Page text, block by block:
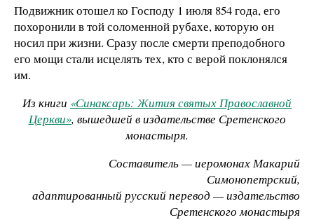
Подвижник отошел ко Господу 1 июля 854 года, его
похоронили в той соломенной рубахе, которую он
носил при жизни. Сразу после смерти преподобного
его мощи стали исцелять тех, кто с верой поклонялся
им.
Из книги «Синаксарь: Жития святых Православной
Церкви», вышедшей в издательстве Сретенского
монастыря.
Составитель — иеромонах Макарий
Симонопетрский,
адаптированный русский перевод — издательство
Сретенского монастыря